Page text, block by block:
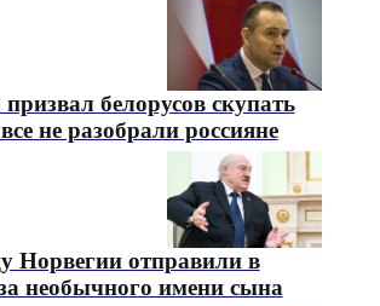
белорусов скупать
не разобрали россияне
Норвегии отправили в
необычного имени сына